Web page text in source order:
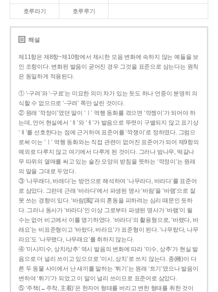
호루라기 호루루기
해설
제11항은 제8항~제10항에서 제시한 모음 변화에 속하지 않는 예들을 보
인 조항이다. 변화된 발음이 굳어진 경우 그것을 표준으로 삼는다는 원칙
은 동일하게 적용된다.
① ‘-구려’와 ‘-구료’는 미묘한 의미 차가 있는 듯도 하나 언중이 분명히 의
식할 수 없으므로 ‘-구려’ 쪽만 살린 것이다.
② 원래 ‘깍정이’였던 말이 ‘ㅣ’ 역행 동화를 겪으면 ‘깍젱이’가 되어야 하
는데, 언어 현실에서 ‘ㅐ’와 ‘ㅔ’가 발음으로 뚜렷이 구별되지 않고 표기상
‘ㅐ’를 선호한다는 점에 근거하여 표준어를 ‘깍쟁이’로 정하였다. 그럼으
로써 이는 ‘ㅣ’ 역행 동화와는 직접 관련이 없어진 표준어가 되어 제9항의
예외로 다루지 않고 여기에서 다루게 된 것이다. 그러나 밤나무, 떡갈나
무 따위의 열매를 싸고 있는 술잔 모양의 받침을 뜻하는 ‘깍정이’는 원래
의 말을 그대로 두었다.
③ ‘나무래다, 바래다’는 방언으로 해석하여 ‘나무라다, 바라다’를 표준어
로 삼았다. 그런데 근래 ‘바라다’에서 파생된 명사 ‘바람’을 ‘바램’으로 잘
못 쓰는 경향이 있다. ‘바람[風]’과의 혼동을 피하려는 심리 때문인 듯하
다. 그러나 동사가 ‘바라다’인 이상 그로부터 파생된 명사가 ‘바램’이 될
수는 없어 비고에서 이를 명기하였다. ‘바라다’의 활용형으로, ‘바랬다, 바
래요’는 비표준형이고 ‘바랐다, 바라요’가 표준형이 된다. ‘나무랐다, 나무
라요’도 ‘나무랬다, 나무래요’를 취하지 않는다.
④ ‘미시/미수, 상치/상추’ 역시 발음의 변화에 따라 ‘미수, 상추’가 현실 발
음으로 더 널리 쓰이고 있으므로 ‘미시, 상치’로 쓰지 않는다. 종(種)이 다
른 두 동물 사이에서 난 새끼를 말하는 ‘튀기’는 원래 ‘트기’였으나 발음이
변하여 ‘튀기’가 되었고 이 말이 널리 쓰이므로 표준어로 삼았다.
⑤ ‘주책(←주착, 主着)’은 한자어 형태를 버리고 변한 형태를 취한 것이